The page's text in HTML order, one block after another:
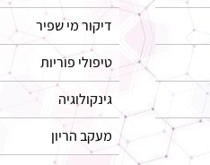
דיקור מי שפיר
טיפולי פוריות
גינקולוגיה
מעקב הריון